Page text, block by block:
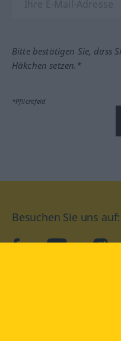
Bitte bestätigen Sie, dass
Häkchen setzen.*
*Pflichtfeld
Besuchen Sie uns auf:
facebookYouTube